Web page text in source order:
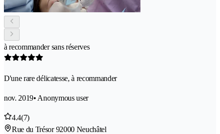
à recommander sans réserves
D'une rare délicatesse, à recommander
nov. 2019• Anonymous user
4.4(7)
Rue du Trésor 92000 Neuchâtel